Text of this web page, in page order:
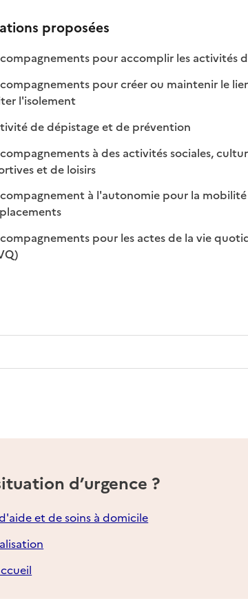
proposées
pour accomplir les activités
pour créer ou maintenir le
l'isolement: disponible
: non disponible
de dépistage et de prévention: disponible
: non disponible
à des activités sociales,
et de loisirs: disponible
: non disponible
à l'autonomie pour la mobilité
: disponible
: non disponible
pour les actes de la vie
disponible
d’urgence ?
et de soins à domicile